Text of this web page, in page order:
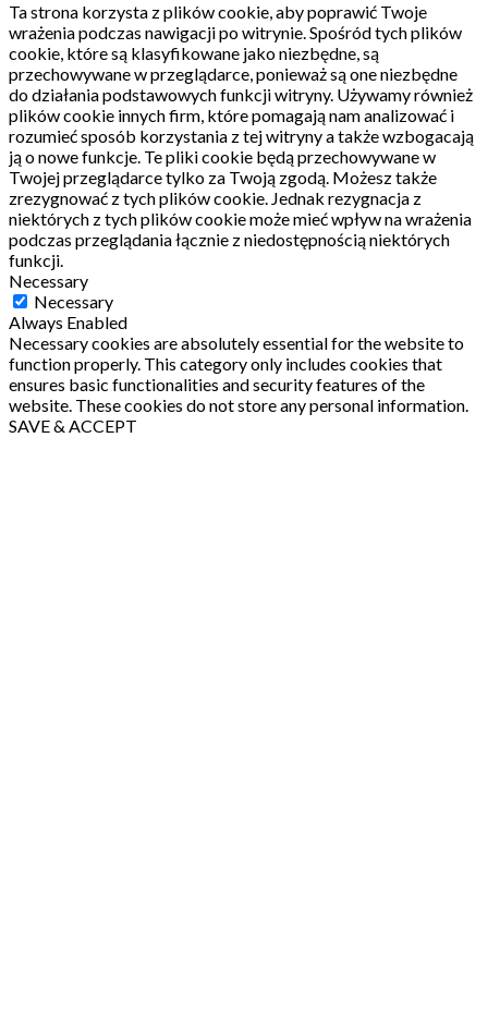
Ta strona korzysta z plików cookie, aby poprawić Twoje
wrażenia podczas nawigacji po witrynie.Spośród tych plików
cookie, które są klasyfikowane jako niezbędne, są
przechowywane w przeglądarce, ponieważ są one niezbędne
do działania podstawowych funkcji witryny. Używamy również
plików cookie innych firm, które pomagają nam analizować i
rozumieć sposób korzystania z tej witryny a także wzbogacają
ją o nowe funkcje. Te pliki cookie będą przechowywane w
Twojej przeglądarce tylko za Twoją zgodą. Możesz także
zrezygnować z tych plików cookie. Jednak rezygnacja z
niektórych z tych plików cookie może mieć wpływ na wrażenia
podczas przeglądania łącznie z niedostępnością niektórych
funkcji.
Necessary
Necessary
Always Enabled
Necessary cookies are absolutely essential for the website to
function properly. This category only includes cookies that
ensures basic functionalities and security features of the
website. These cookies do not store any personal information.
SAVE & ACCEPT